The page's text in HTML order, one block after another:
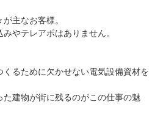
主なお客様。
やテレアポはありません。
るために欠かせない電気設備資材を
建物が街に残るのがこの仕事の魅